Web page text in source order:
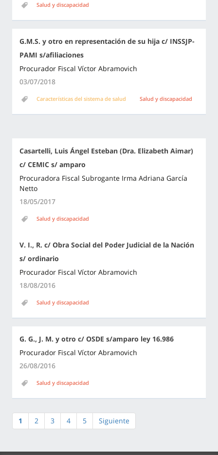
Salud y discapacidad
G.M.S. y otro en representación de su hija c/ INSSJP-
PAMI s/afiliaciones
Procurador Fiscal Víctor Abramovich
03/07/2018
Características del sistema de salud Salud y discapacidad
Casartelli, Luis Ángel Esteban (Dra. Elizabeth Aimar)
c/ CEMIC s/ amparo
Procuradora Fiscal Subrogante Irma Adriana García
Netto
18/05/2017
Salud y discapacidad
V. I., R. c/ Obra Social del Poder Judicial de la Nación
s/ ordinario
Procurador Fiscal Víctor Abramovich
18/08/2016
Salud y discapacidad
G. G., J. M. y otro c/ OSDE s/amparo ley 16.986
Procurador Fiscal Víctor Abramovich
26/08/2016
Salud y discapacidad
1 2 3 4 5 Siguiente